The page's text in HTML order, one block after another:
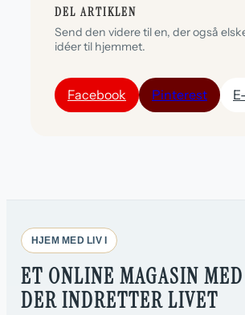
DEL ARTIKLEN
Send den videre til en, der også
idéer til hjemmet.
Facebook Pinterest
HJEM MED LIV I
ET ONLINE MAGASIN
DER INDRETTER LIVET